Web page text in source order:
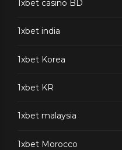
1xbet casino BD
1xbet india
1xbet Korea
1xbet KR
1xbet malaysia
1xbet Morocco